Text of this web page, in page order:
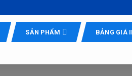
SẢN PHẨM BẢNG GIÁ